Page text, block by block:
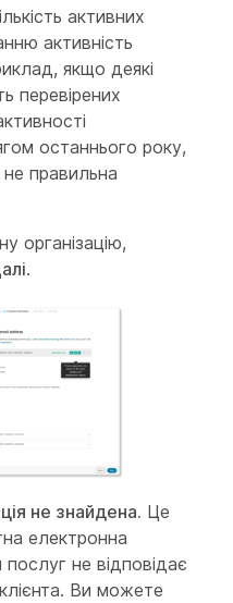
активних
активність
якщо деякі
перевірених
останнього року,
правильна
організацію,
.
не знайдена. Це
електронна
не відповідає
клієнта. Ви можете